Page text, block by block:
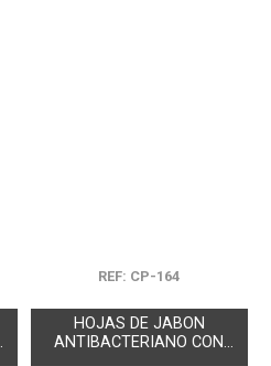
REF: CP-164
HOJAS DE JABON
ANTIBACTERIANO CON